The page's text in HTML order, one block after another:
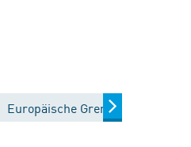
Europäische Gremien